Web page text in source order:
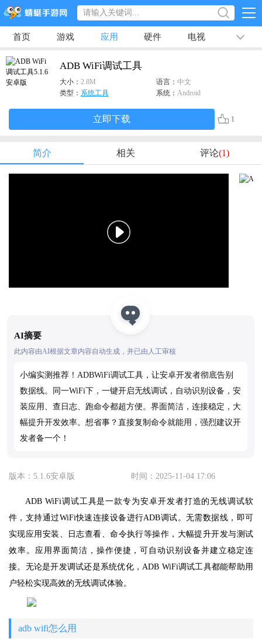
首页 游戏 应用 硬件 电视 排行榜
专题
ADB WiFi调试工具
大小： 2.8M 语言： 中文
类型： 系统工具 系统： Android
立即下载 1
简介 相关 评论(1)
AI摘要
此内容由AI根据文章内容自动生成，并已由人工审核
小编实测推荐！ADBWiFi调试工具，让安卓开发者彻底告别
数据线。同一WiFi下，一键开启无线调试，自动识别设备，安
装应用、查日志、跑命令都超方便。界面简洁，连接稳定，大
幅提升开发效率。想省事？直接复制命令就能用，强烈建议开
发者备一个！
版本：5.1.6安卓版 时间：2025-11-04 17:06
ADB WiFi调试工具是一款专为安卓开发者打造的无线调试软
件，支持通过WiFi快速连接设备进行ADB调试。无需数据线，即可
实现应用安装、日志查看、命令执行等操作，大幅提升开发与测试
效率。应用界面简洁，操作便捷，可自动识别设备并建立稳定连
接。无论是开发调试还是系统优化，ADB WiFi调试工具都能帮助用
户轻松实现高效的无线调试体验。
adb wifi怎么用